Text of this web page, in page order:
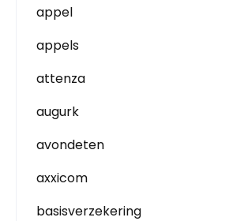
appel
appels
attenza
augurk
avondeten
axxicom
basisverzekering